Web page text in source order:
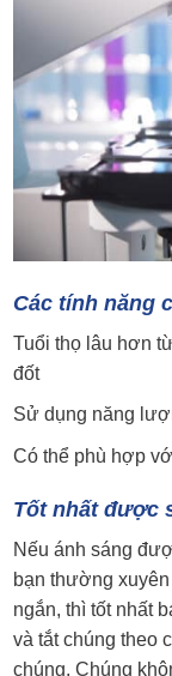
Các tính năng
Tuổi thọ lâu hơn
đốt
Sử dụng năng
Có thể phù hợp
Tốt nhất được
Nếu ánh sáng
bạn thường
ngắn, thì tốt nhất
và tắt chúng theo
chúng. Chúng